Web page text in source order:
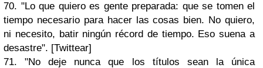
70. "Lo que quiero es gente preparada: que se tomen el
tiempo necesario para hacer las cosas bien. No quiero,
ni necesito, batir ningún récord de tiempo. Eso suena a
desastre". [Twittear]
71. "No deje nunca que los títulos sean la única